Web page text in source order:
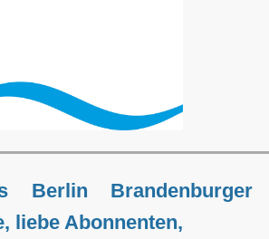
Berlin Brandenburger
liebe Abonnenten,